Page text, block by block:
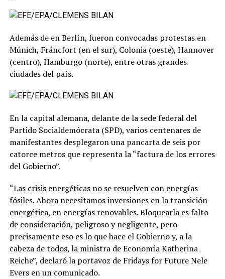
Además de en Berlín, fueron convocadas protestas en
Múnich, Fráncfort (en el sur), Colonia (oeste), Hannover
(centro), Hamburgo (norte), entre otras grandes
ciudades del país.
En la capital alemana, delante de la sede federal del
Partido Socialdemócrata (SPD), varios centenares de
manifestantes desplegaron una pancarta de seis por
catorce metros que representa la “factura de los errores
del Gobierno”.
“Las crisis energéticas no se resuelven con energías
fósiles. Ahora necesitamos inversiones en la transición
energética, en energías renovables. Bloquearla es falto
de consideración, peligroso y negligente, pero
precisamente eso es lo que hace el Gobierno y, a la
cabeza de todos, la ministra de Economía Katherina
Reiche”, declaró la portavoz de Fridays for Future Nele
Evers en un comunicado.